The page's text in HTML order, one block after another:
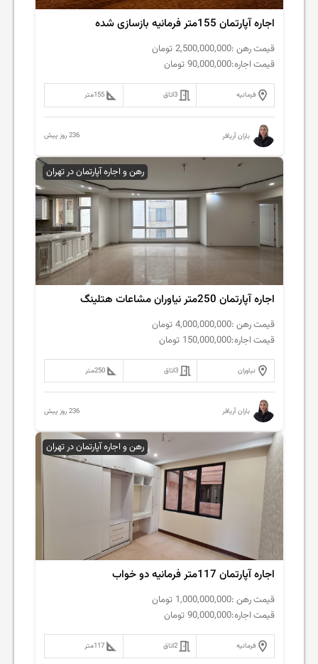
اجاره آپارتمان 155متر فرمانیه بازسازی شده
قیمت رهن :2,500,000,000 تومان
قیمت اجاره:90,000,000 تومان
فرمانیه 3اتاق 155متر
باران آریافر 236 روز پیش
رهن و اجاره آپارتمان در تهران
اجاره آپارتمان 250متر نیاوران مشاعات هتلینگ
قیمت رهن :4,000,000,000 تومان
قیمت اجاره:150,000,000 تومان
نیاوران 3اتاق 250متر
باران آریافر 236 روز پیش
رهن و اجاره آپارتمان در تهران
اجاره آپارتمان 117متر فرمانیه دو خواب
قیمت رهن :1,000,000,000 تومان
قیمت اجاره:90,000,000 تومان
فرمانیه 2اتاق 117متر